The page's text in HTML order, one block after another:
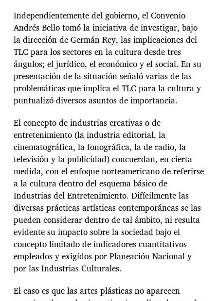
Independientemente del gobierno, el Convenio
Andrés Bello tomó la iniciativa de investigar, bajo
la dirección de Germán Rey, las implicaciones del
TLC para los sectores en la cultura desde tres
ángulos; el jurídico, el económico y el social. En su
presentación de la situación señaló varias de las
problemáticas que implica el TLC para la cultura y
puntualizó diversos asuntos de importancia.
El concepto de industrias creativas o de
entretenimiento (la industria editorial, la
cinematográfica, la fonográfica, la de radio, la
televisión y la publicidad) concuerdan, en cierta
medida, con el enfoque norteamericano de referirse
a la cultura dentro del esquema básico de
Industrias del Entretenimiento. Difícilmente las
diversas prácticas artísticas contemporáneas se las
pueden considerar dentro de tal ámbito, ni resulta
evidente su impacto sobre la sociedad bajo el
concepto limitado de indicadores cuantitativos
empleados y exigidos por Planeación Nacional y
por las Industrias Culturales.
El caso es que las artes plásticas no aparecen